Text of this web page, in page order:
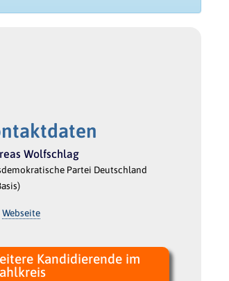
Wolfschlag
Partei Deutschland
Webseite
Kandidierende im